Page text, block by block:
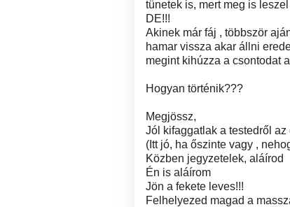
tünetek is, mert meg is
DE!!!
Akinek már fáj , többször
hamar vissza akar állni
megint kihúzza a csontodat
Hogyan történik???
Megjössz,
Jól kifaggatlak a testedről az
(Itt jó, ha őszinte vagy ,
Közben jegyzetelek, aláírod
Én is aláírom
Jön a fekete leves!!!
Felhelyezed magad a